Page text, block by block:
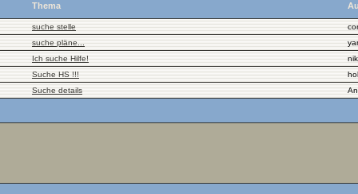
Thema
suche stelle
suche pläne...
Ich suche Hilfe!
Suche HS !!!
Suche details